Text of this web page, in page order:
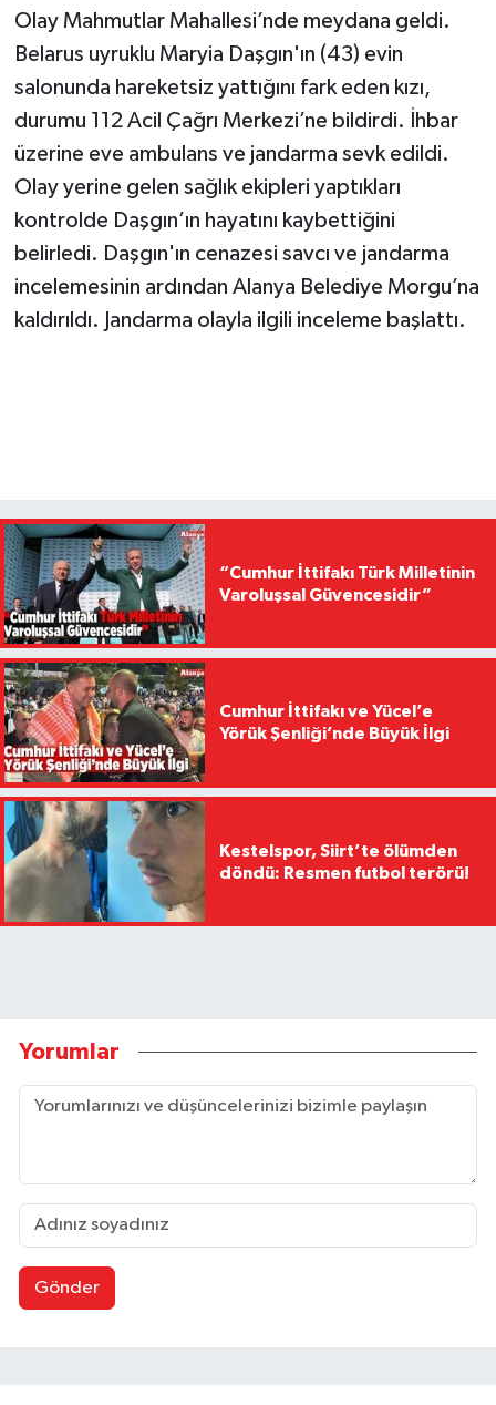
Olay Mahmutlar Mahallesi’nde meydana geldi.
Belarus uyruklu Maryia Daşgın'ın (43) evin
salonunda hareketsiz yattığını fark eden kızı,
durumu 112 Acil Çağrı Merkezi’ne bildirdi. İhbar
üzerine eve ambulans ve jandarma sevk edildi.
Olay yerine gelen sağlık ekipleri yaptıkları
kontrolde Daşgın’ın hayatını kaybettiğini
belirledi. Daşgın'ın cenazesi savcı ve jandarma
incelemesinin ardından Alanya Belediye Morgu’na
kaldırıldı. Jandarma olayla ilgili inceleme başlattı.
“Cumhur İttifakı Türk Milletinin
Varoluşsal Güvencesidir”
Cumhur İttifakı ve Yücel’e
Yörük Şenliği’nde Büyük İlgi
Kestelspor, Siirt’te ölümden
döndü: Resmen futbol terörü!
Yorumlar
Gönder